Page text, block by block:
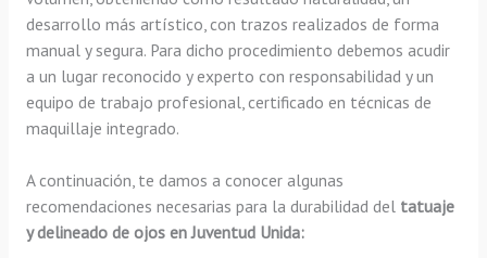
desarrollo más artístico, con trazos realizados de forma
manual y segura. Para dicho procedimiento debemos acudir
a un lugar reconocido y experto con responsabilidad y un
equipo de trabajo profesional, certificado en técnicas de
maquillaje integrado.
A continuación, te damos a conocer algunas
recomendaciones necesarias para la durabilidad del tatuaje
y delineado de ojos en Juventud Unida: